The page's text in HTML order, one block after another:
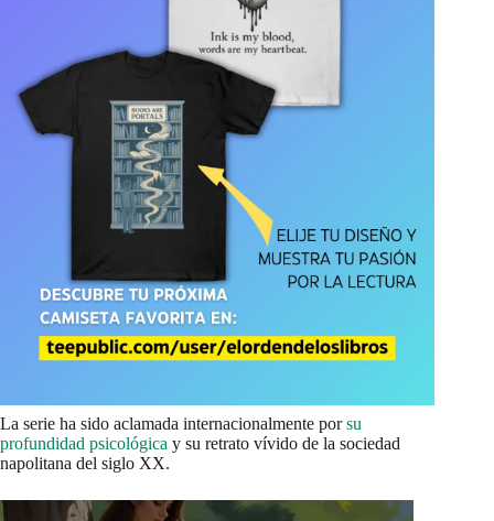
La serie ha sido aclamada internacionalmente porsu
profundidad psicológica y su retrato vívido de la sociedad
napolitana del siglo XX.